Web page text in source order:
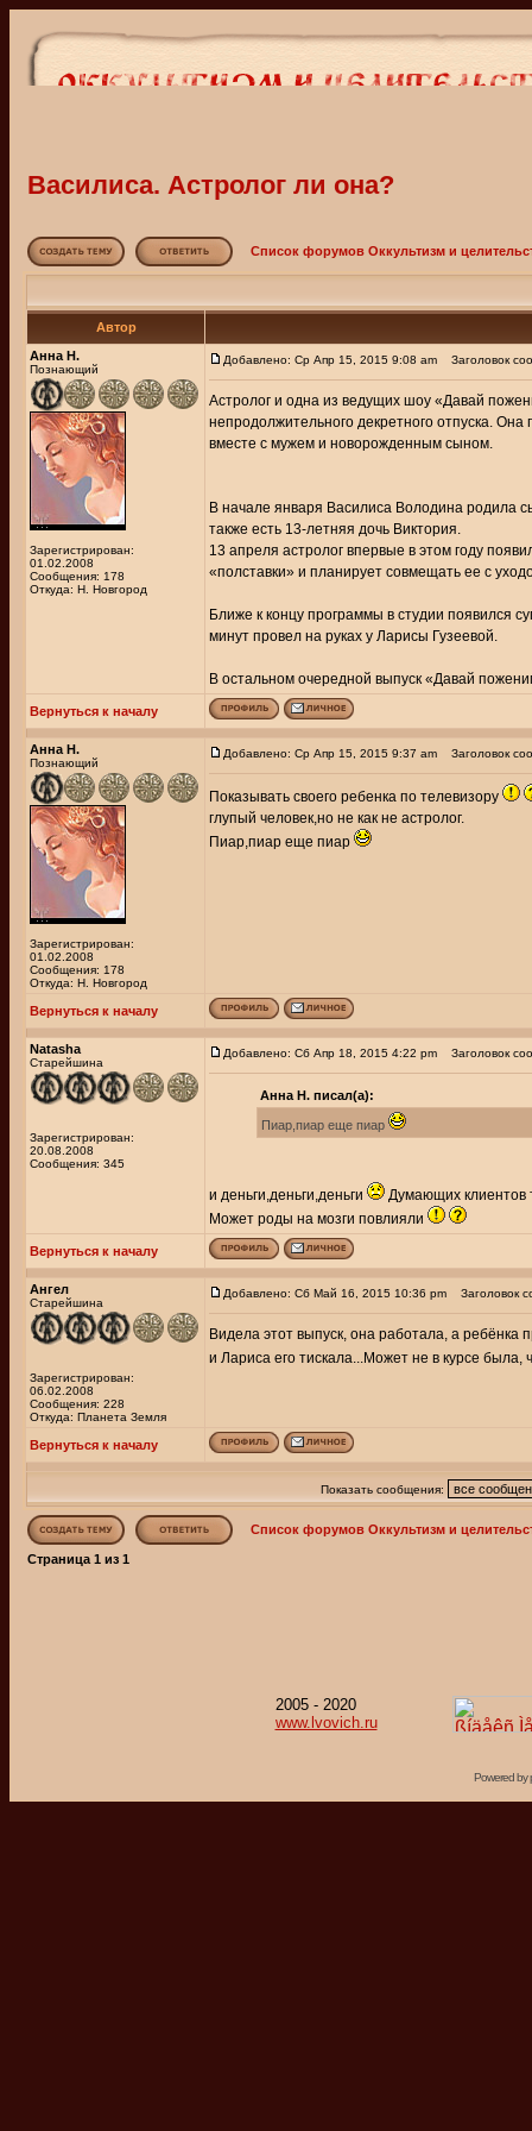
Василиса. Астролог ли она?
Список форумов Оккультизм и
Автор
Анна Н.
Познающий
Зарегистрирован:
01.02.2008
Сообщения: 178
Откуда: Н. Новгород
Добавлено: Ср Апр 15, 2015 9:08 am Заголовок
Астролог и одна из ведущих шоу «Давай
непродолжительного декретного отпуска.
вместе с мужем и новорожденным сыном.
В начале января Василиса Володина родила
также есть 13-летняя дочь Виктория.
13 апреля астролог впервые в этом году
«полставки» и планирует совмещать ее с
Ближе к концу программы в студии появился
минут провел на руках у Ларисы Гузеевой.
В остальном очередной выпуск «Давай
Вернуться к началу
Анна Н.
Познающий
Зарегистрирован:
01.02.2008
Сообщения: 178
Откуда: Н. Новгород
Добавлено: Ср Апр 15, 2015 9:37 am Заголовок
Показывать своего ребенка по телевизору
глупый человек,но не как не астролог.
Пиар,пиар еще пиар
Вернуться к началу
Natasha
Старейшина
Зарегистрирован:
20.08.2008
Сообщения: 345
Добавлено: Сб Апр 18, 2015 4:22 pm Заголовок
Анна Н. писал(а):
Пиар,пиар еще пиар
и деньги,деньги,деньги
Думающих клиентов
Может роды на мозги повлияли
Вернуться к началу
Ангел
Старейшина
Зарегистрирован:
06.02.2008
Сообщения: 228
Откуда: Планета Земля
Добавлено: Сб Май 16, 2015 10:36 pm Заголовок
Видела этот выпуск, она работала, а ребёнка
и Лариса его тискала...Может не в курсе была,
Вернуться к началу
Показать сообщения:
Список форумов Оккультизм и
Страница 1 из 1
2005 - 2020
www.lvovich.ru
Powered by